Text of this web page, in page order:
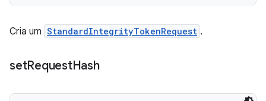
Cria um StandardIntegrityTokenRequest .
setRequestHash